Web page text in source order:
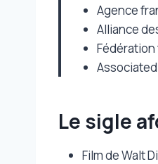
Agence
Alliance
Le sigle
Film de Walt